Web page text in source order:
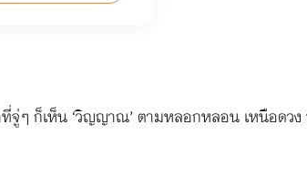
ๆ ก็เห็น ‘วิญญาณ’ ตามหลอกหลอน เหนือดวง